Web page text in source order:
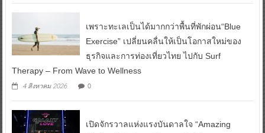
เพราะทะเลเป็นได้มากกว่าพื้นที่พักผ่อน“Blue
Exercise” เปลี่ยนคลื่นให้เป็นโอกาสใหม่ของ
ธุรกิจและการท่องเที่ยวไทย ไปกับ Surf
Therapy – From Wave to Wellness
4 สิงหาคม 2026 0
เปิดจักรวาลแห่งแรงบันดาลใจ “Amazing